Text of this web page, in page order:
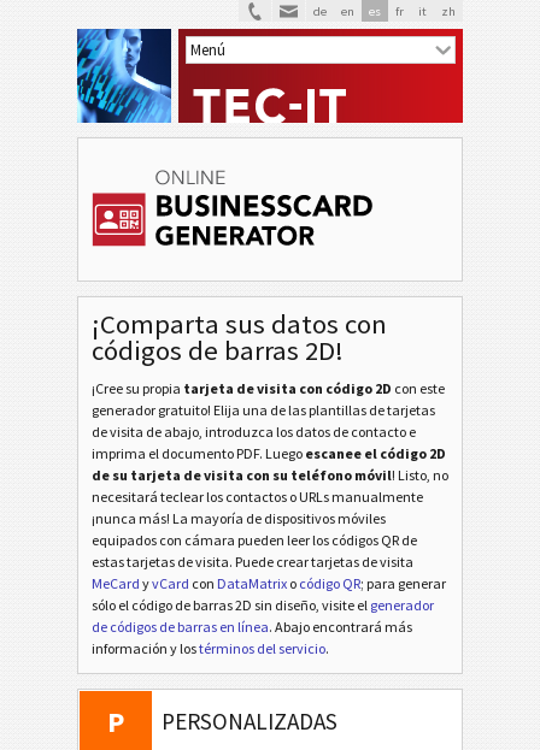
de en es fr it zh
¡Comparta sus datos con
códigos de barras 2D!
¡Cree su propia tarjeta de visita con código 2D con este
generador gratuito! Elija una de las plantillas de tarjetas
de visita de abajo, introduzca los datos de contacto e
imprima el documento PDF. Luego escanee el código 2D
de su tarjeta de visita con su teléfono móvil! Listo, no
necesitará teclear los contactos o URLs manualmente
¡nunca más! La mayoría de dispositivos móviles
equipados con cámara pueden leer los códigos QR de
estas tarjetas de visita. Puede crear tarjetas de visita
MeCard yvCard con DataMatrix o código QR; para generar
sólo el código de barras 2D sin diseño, visite el generador
de códigos de barras en línea. Abajo encontrará más
información y lostérminos del servicio.
M MECARD
B BLANCAS
F FRUTAS
N NAVIDEÑAS
A AFRICA
A ASIA
P PERSONALIZADAS